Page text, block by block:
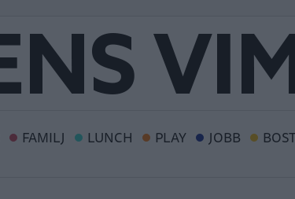
FAMILJ LUNCH PLAY JOBB